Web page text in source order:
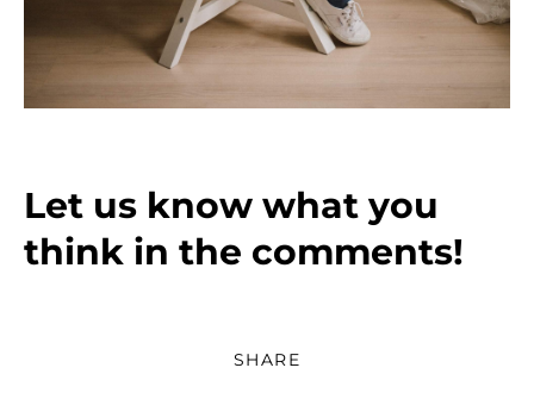
Let us know what you
think in the comments!
SHARE